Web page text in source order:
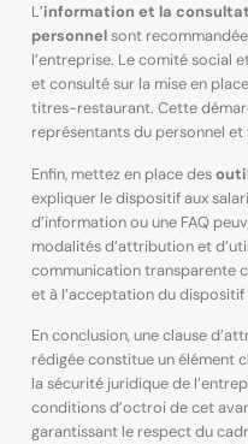
L’information et la
personnelsont
l’entreprise. Le comité social
et consulté sur la mise en
titres-restaurant. Cette
représentants du personnel
Enfin, mettez en place des
expliquer le dispositif aux
d’information ou une FAQ
modalités d’attribution et
communication transparente
et à l’acceptation du
En conclusion, une clause
rédigée constitue un élément
la sécurité juridique de
conditions d’octroi de cet
garantissant le respect du